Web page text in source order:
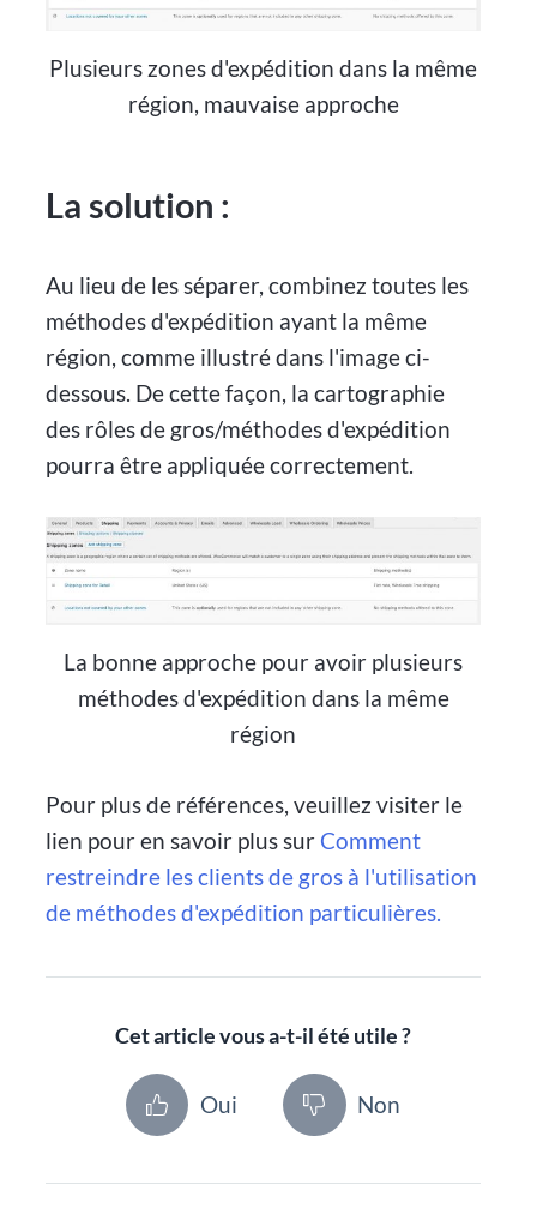
Plusieurs zones d'expédition dans la même
région, mauvaise approche
La solution :
Au lieu de les séparer, combinez toutes les
méthodes d'expédition ayant la même
région, comme illustré dans l'image ci-
dessous. De cette façon, la cartographie
des rôles de gros/méthodes d'expédition
pourra être appliquée correctement.
La bonne approche pour avoir plusieurs
méthodes d'expédition dans la même
région
Pour plus de références, veuillez visiter le
lien pour en savoir plus sur Comment
restreindre les clients de gros à l'utilisation
de méthodes d'expédition particulières.
Cet article vous a-t-il été utile ?
Oui Non